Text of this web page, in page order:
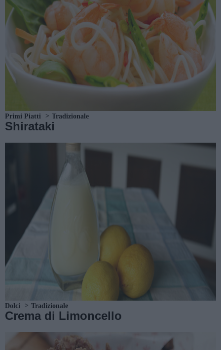
Primi Piatti Tradizionale
Shirataki
Dolci Tradizionale
Crema di Limoncello